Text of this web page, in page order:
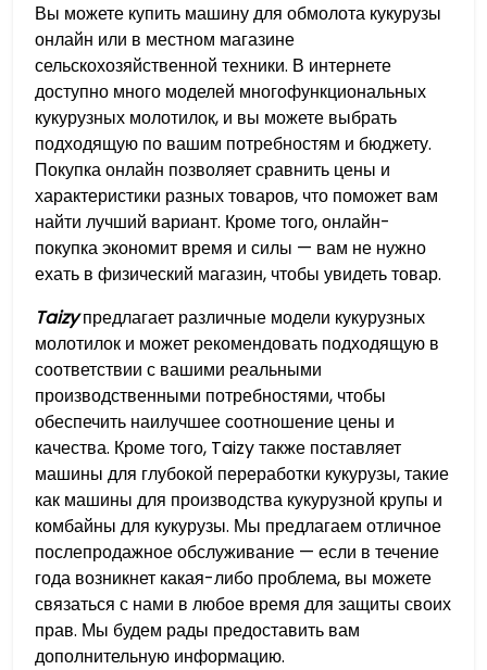
Вы можете купить машину для обмолота кукурузы
онлайн или в местном магазине
сельскохозяйственной техники. В интернете
доступно много моделей многофункциональных
кукурузных молотилок, и вы можете выбрать
подходящую по вашим потребностям и бюджету.
Покупка онлайн позволяет сравнить цены и
характеристики разных товаров, что поможет вам
найти лучший вариант. Кроме того, онлайн-
покупка экономит время и силы — вам не нужно
ехать в физический магазин, чтобы увидеть товар.
Taizyпредлагает различные модели кукурузных
молотилок и может рекомендовать подходящую в
соответствии с вашими реальными
производственными потребностями, чтобы
обеспечить наилучшее соотношение цены и
качества. Кроме того, Taizy также поставляет
машины для глубокой переработки кукурузы, такие
как машины для производства кукурузной крупы и
комбайны для кукурузы. Мы предлагаем отличное
послепродажное обслуживание — если в течение
года возникнет какая-либо проблема, вы можете
связаться с нами в любое время для защиты своих
прав. Мы будем рады предоставить вам
дополнительную информацию.